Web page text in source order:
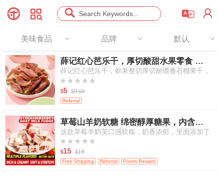
   Search Keywords... 
美味食品 品牌 默认
薛记红心芭乐干，厚切酸甜水果零食 78g
薛记红心芭乐干，鲜果整切厚切耐嚼番石榴果干，
天然酸甜办公室出行休闲果干零食
    
$5 $9.99
Referral
草莓山羊奶软糖 绵密醇厚糖果，内含冻干草莓，独立袋装 250g/包
这款草莓羊奶芙口感软糯，奶香浓郁，里面添加了
真实冻干草莓颗粒，每一口都能吃到草莓的酸甜果
香和羊奶的醇厚奶香，是一款适合大人和孩子分享
的休闲小零食。
    
$15 $18
Free Shipping Referral Points Reward